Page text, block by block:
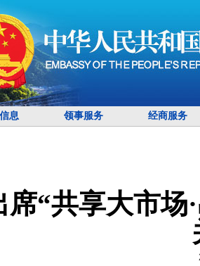
息 领事服务 经商服务
席“共享大市场